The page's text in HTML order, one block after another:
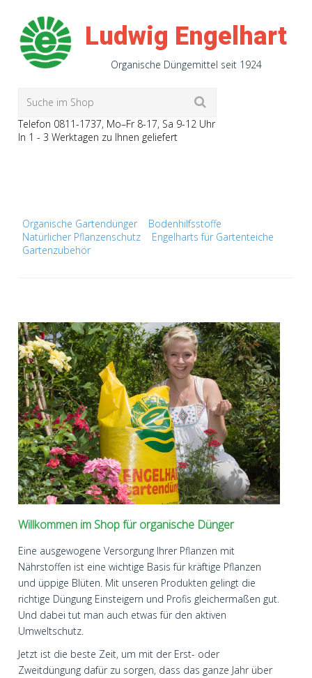
Ludwig Engelhart
Organische Düngemittel seit 1924
Telefon 0811-1737, Mo–Fr 8-17, Sa 9-12 Uhr
In 1 - 3 Werktagen zu Ihnen geliefert
Organische Gartendünger
Bodenhilfsstoffe
Natürlicher Pflanzenschutz
Engelharts für Gartenteiche
Gartenzubehör
Willkommen im Shop für organische Dünger
Eine ausgewogene Versorgung Ihrer Pflanzen mit
Nährstoffen ist eine wichtige Basis für kräftige Pflanzen
und üppige Blüten. Mit unseren Produkten gelingt die
richtige Düngung Einsteigern und Profis gleichermaßen gut.
Und dabei tut man auch etwas für den aktiven
Umweltschutz.
Jetzt ist die beste Zeit, um mit der Erst- oder
Zweitdüngung dafür zu sorgen, dass das ganze Jahr über